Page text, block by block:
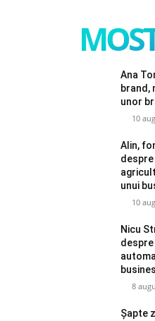
Ana
brand,
unor
10
Alin,
despre
unui
10
Nicu
8
Șapte